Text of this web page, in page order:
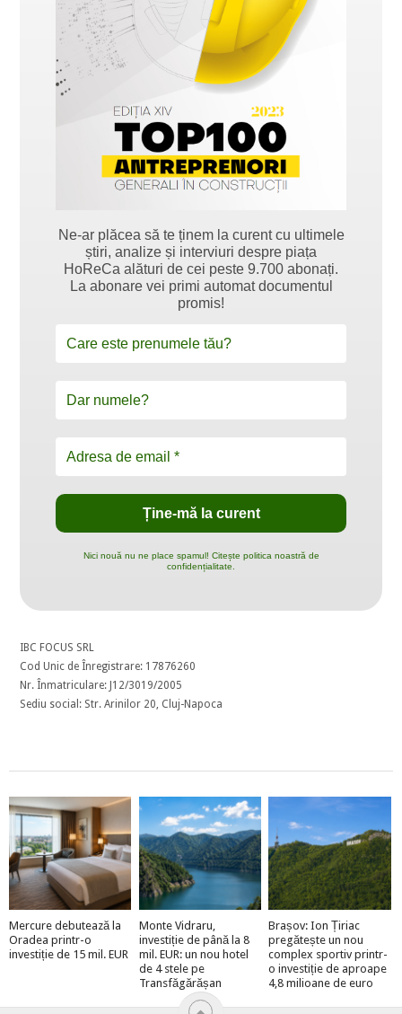
Ne-ar plăcea să te ținem la curent cu ultimele
știri, analize și interviuri despre piața
HoReCa alături de cei peste 9.700 abonați.
La abonare vei primi automat documentul
promis!
Nici nouă nu ne place spamul! Citește politica noastră de
confidențialitate.
IBC FOCUS SRL
Cod Unic de Înregistrare: 17876260
Nr. Înmatriculare: J12/3019/2005
Sediu social: Str. Arinilor 20, Cluj-Napoca
Mercure debutează la
Oradea printr-o
investiție de 15 mil. EUR
Monte Vidraru,
investiție de până la 8
mil. EUR: un nou hotel
de 4 stele pe
Transfăgărășan
Brașov: Ion Țiriac
pregătește un nou
complex sportiv printr-
o investiție de aproape
4,8 milioane de euro